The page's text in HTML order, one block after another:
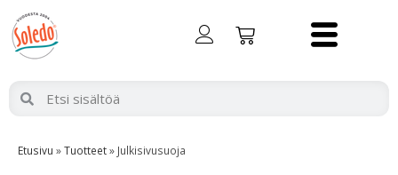
Etusivu »Tuotteet» Julkisivusuoja